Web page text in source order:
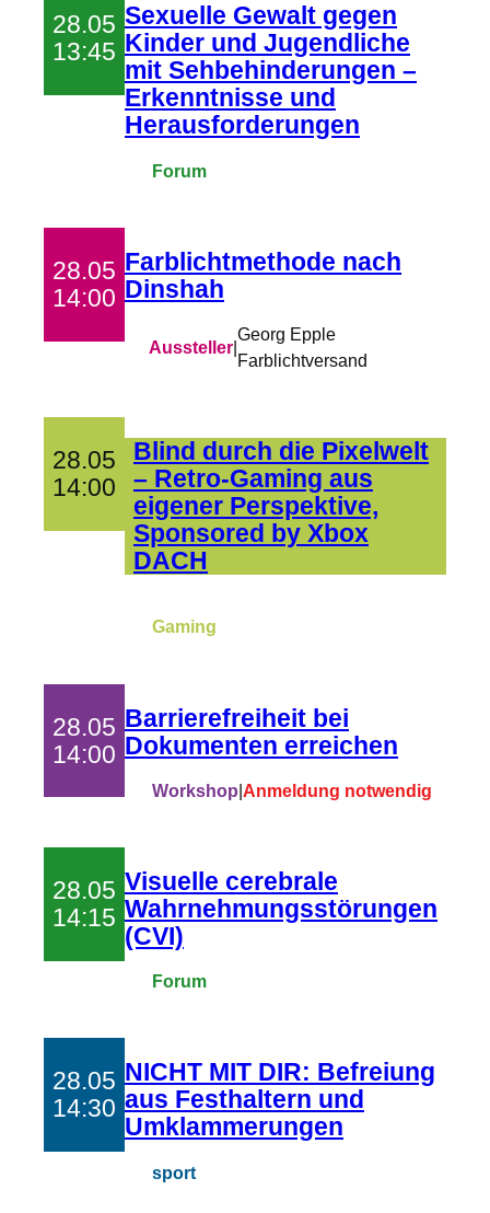
28.05
13:45
Sexuelle Gewalt gegen
Kinder und Jugendliche
mit Sehbehinderungen –
Erkenntnisse und
Herausforderungen
Forum
28.05
14:00
Farblichtmethode nach
Dinshah
Aussteller|
Georg Epple
Farblichtversand
28.05
14:00
Blind durch die Pixelwelt
– Retro-Gaming aus
eigener Perspektive,
Sponsored by Xbox
DACH
Gaming
28.05
14:00
Barrierefreiheit bei
Dokumenten erreichen
Workshop|Anmeldung notwendig
28.05
14:15
Visuelle cerebrale
Wahrnehmungsstörungen
(CVI)
Forum
28.05
14:30
NICHT MIT DIR: Befreiung
aus Festhaltern und
Umklammerungen
sport